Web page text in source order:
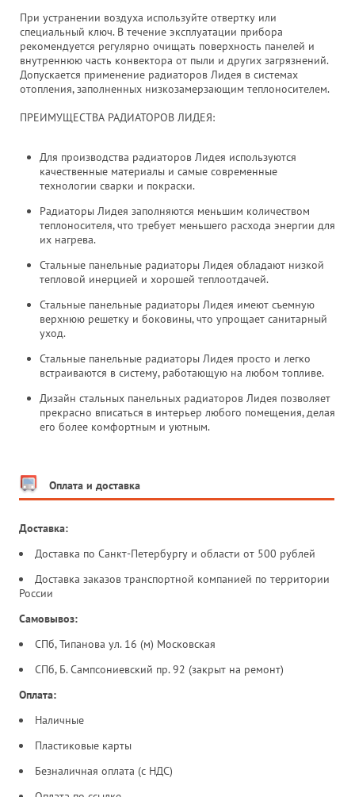
При устранении воздуха используйте отвертку или
специальный ключ. В течение эксплуатации прибора
рекомендуется регулярно очищать поверхность панелей и
внутреннюю часть конвектора от пыли и других загрязнений.
Допускается применение радиаторов Лидея в системах
отопления, заполненных низкозамерзающим теплоносителем.
ПРЕИМУЩЕСТВА РАДИАТОРОВ ЛИДЕЯ:
Для производства радиаторов Лидея используются
качественные материалы и самые современные
технологии сварки и покраски.
Радиаторы Лидея заполняются меньшим количеством
теплоносителя, что требует меньшего расхода энергии для
их нагрева.
Стальные панельные радиаторы Лидея обладают низкой
тепловой инерцией и хорошей теплоотдачей.
Стальные панельные радиаторы Лидея имеют съемную
верхнюю решетку и боковины, что упрощает санитарный
уход.
Стальные панельные радиаторы Лидея просто и легко
встраиваются в систему, работающую на любом топливе.
Дизайн стальных панельных радиаторов Лидея позволяет
прекрасно вписаться в интерьер любого помещения, делая
его более комфортным и уютным.
Оплата и доставка
Доставка:
Доставка по Санкт-Петербургу и области от 500 рублей
Доставка заказов транспортной компанией по территории
России
Самовывоз:
СПб, Типанова ул. 16 (м) Московская
СПб, Б. Сампсониевский пр. 92 (закрыт на ремонт)
Оплата:
Наличные
Пластиковые карты
Безналичная оплата (с НДС)